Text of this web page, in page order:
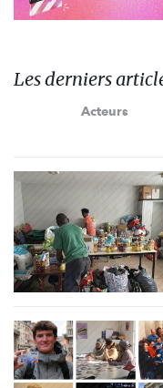
Les derniers
Acteurs